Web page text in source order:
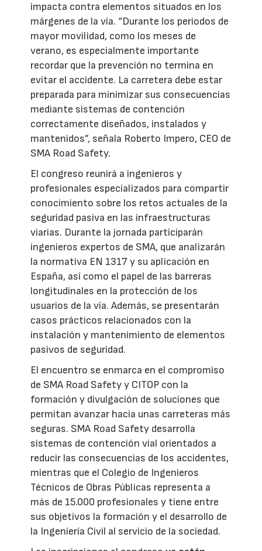
impacta contra elementos situados en los
márgenes de la vía. “Durante los periodos de
mayor movilidad, como los meses de
verano, es especialmente importante
recordar que la prevención no termina en
evitar el accidente. La carretera debe estar
preparada para minimizar sus consecuencias
mediante sistemas de contención
correctamente diseñados, instalados y
mantenidos”, señala Roberto Impero, CEO de
SMA Road Safety.
El congreso reunirá a ingenieros y
profesionales especializados para compartir
conocimiento sobre los retos actuales de la
seguridad pasiva en las infraestructuras
viarias. Durante la jornada participarán
ingenieros expertos de SMA, que analizarán
la normativa EN 1317 y su aplicación en
España, así como el papel de las barreras
longitudinales en la protección de los
usuarios de la vía. Además, se presentarán
casos prácticos relacionados con la
instalación y mantenimiento de elementos
pasivos de seguridad.
El encuentro se enmarca en el compromiso
de SMA Road Safety y CITOP con la
formación y divulgación de soluciones que
permitan avanzar hacia unas carreteras más
seguras. SMA Road Safety desarrolla
sistemas de contención vial orientados a
reducir las consecuencias de los accidentes,
mientras que el Colegio de Ingenieros
Técnicos de Obras Públicas representa a
más de 15.000 profesionales y tiene entre
sus objetivos la formación y el desarrollo de
la Ingeniería Civil al servicio de la sociedad.